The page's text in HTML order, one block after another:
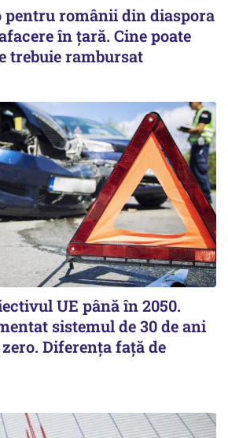
pentru românii din diaspora
în țară. Cine poate
trebuie rambursat
UE până în 2050.
sistemul de 30 de ani
Diferenţa faţă de